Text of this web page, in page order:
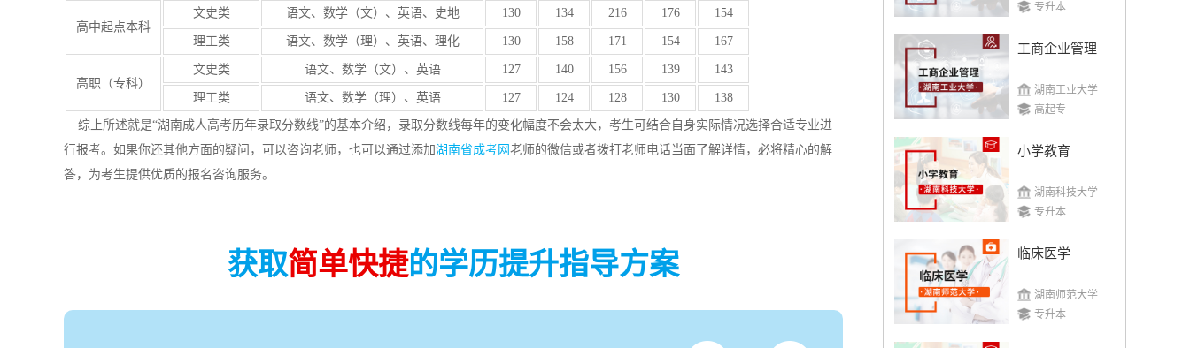
高中起点本科
文史类 语文、数学（文）、英语、史地 130 134 216 176 154
理工类 语文、数学（理）、英语、理化 130 158 171 154 167
高职（专科）
文史类 语文、数学（文）、英语 127 140 156 139 143
理工类 语文、数学（理）、英语 127 124 128 130 138
综上所述就是“湖南成人高考历年录取分数线”的基本介绍，录取分数线每年的变化幅度不会太大，考生可结合自身实际情况选择合适专业进
行报考。如果你还其他方面的疑问，可以咨询老师，也可以通过添加湖南省成考网 老师的微信或者拨打老师电话当面了解详情，必将精心的解
答，为考生提供优质的报名咨询服务。
获取简单快捷的学历提升指导方案
专升本
工商企业管理
湖南工业大学
高起专
小学教育
湖南科技大学
专升本
临床医学
湖南师范大学
专升本